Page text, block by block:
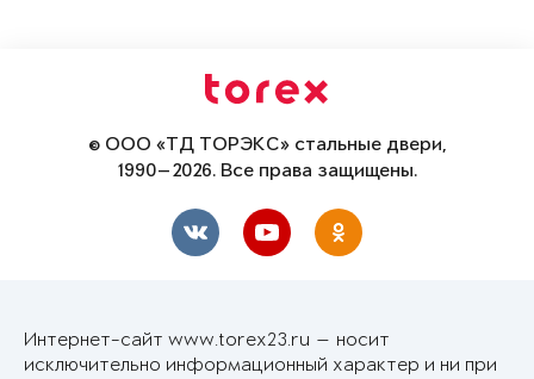
© ООО «ТД ТОРЭКС» стальные двери,
1990—2026. Все права защищены.
Интернет-сайт www.torex23.ru — носит
исключительно информационный характер и ни при